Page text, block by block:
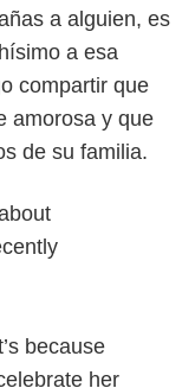
a alguien, es
a esa
compartir que
amorosa y que
de su familia.
because
her